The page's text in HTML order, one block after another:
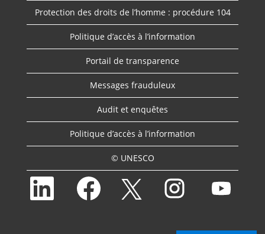
Protection des droits de l’homme : procédure 104
Politique d’accès à l’information
Portail de transparence
Messages frauduleux
Audit et enquêtes
Politique d’accès à l’information
© UNESCO
S
u
o
S
o